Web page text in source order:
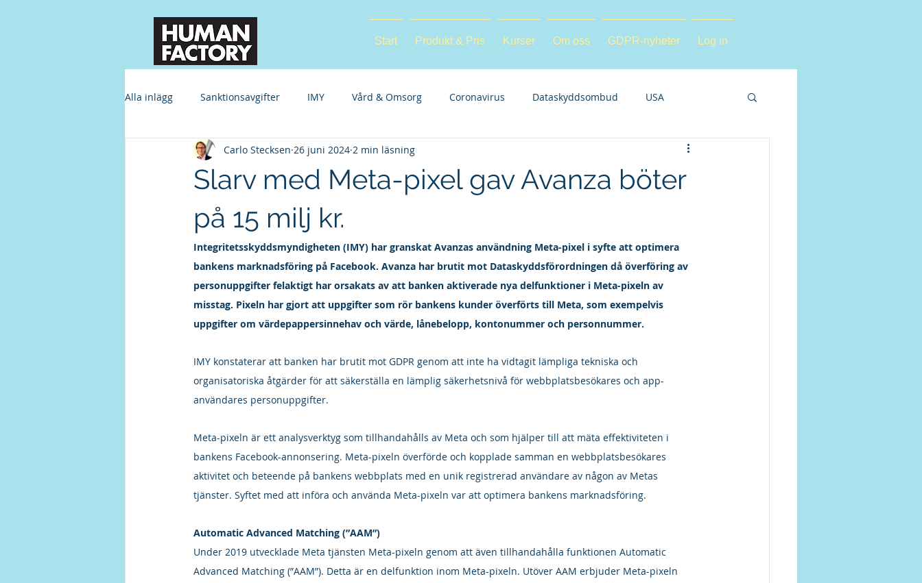
Start Produkt & Pris Kurser Om oss GDPR-nyheter Log in
Alla inlägg Sanktionsavgifter IMY Vård & Omsorg Coronavirus Dataskyddsombud USA
Datasäkerhet
Slarv med Meta-pixel gav Avanza böter
på 15 milj kr.
Carlo Stecksen 26 juni 2024 2 min läsning
Integritetsskyddsmyndigheten (IMY) har granskat Avanzas användning Meta-pixel i syfte att optimera
bankens marknadsföring på Facebook. Avanza har brutit mot Dataskyddsförordningen då överföring av
personuppgifter felaktigt har orsakats av att banken aktiverade nya delfunktioner i Meta-pixeln av
misstag. Pixeln har gjort att uppgifter som rör bankens kunder överförts till Meta, som exempelvis
uppgifter om värdepappersinnehav och värde, lånebelopp, kontonummer och personnummer.
IMY konstaterar att banken har brutit mot GDPR genom att inte ha vidtagit lämpliga tekniska och
organisatoriska åtgärder för att säkerställa en lämplig säkerhetsnivå för webbplatsbesökares och app-
användares personuppgifter.
Meta-pixeln är ett analysverktyg som tillhandahålls av Meta och som hjälper till att mäta effektiviteten i
bankens Facebook-annonsering. Meta-pixeln överförde och kopplade samman en webbplatsbesökares
aktivitet och beteende på bankens webbplats med en unik registrerad användare av någon av Metas
tjänster. Syftet med att införa och använda Meta-pixeln var att optimera bankens marknadsföring.
Automatic Advanced Matching (”AAM”)
Under 2019 utvecklade Meta tjänsten Meta-pixeln genom att även tillhandahålla funktionen Automatic
Advanced Matching (”AAM”). Detta är en delfunktion inom Meta-pixeln. Utöver AAM erbjuder Meta-pixeln